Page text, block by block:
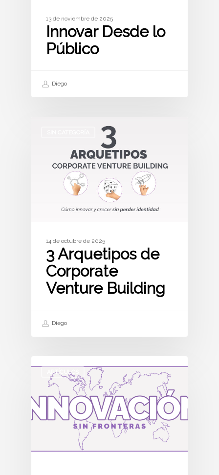
13 de noviembre de 2025
Innovar Desde lo
Público
Diego
14 de octubre de 2025
3 Arquetipos de
Corporate
Venture Building
Diego
ARTÍCULOS